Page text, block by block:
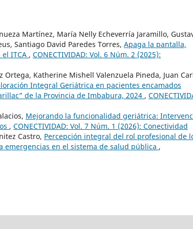
Martínez, María Nelly Echeverría Jaramillo,
Santiago David Paredes Torres, Apaga la pantalla,
ITCA , CONECTIVIDAD: Vol. 6 Núm. 2 (2025):
Ortega, Katherine Mishell Valenzuela Pineda, Juan
Integral Geriátrica en pacientes encamados
de la Provincia de Imbabura, 2024 ,
Mejorando la funcionalidad geriátrica:
, CONECTIVIDAD: Vol. 7 Núm. 1 (2026): Conectividad
Castro, Percepción integral del rol profesional de
emergencias en el sistema de salud pública ,